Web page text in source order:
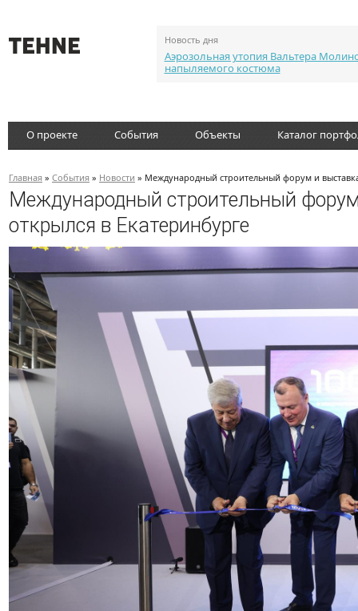
Новость дня
Аэрозольная утопия Вальтера
напыляемого костюма
О проекте События Объекты Каталог
Главная » События » Новости » Международный строительный форум и
Международный строительный
открылся в Екатеринбурге